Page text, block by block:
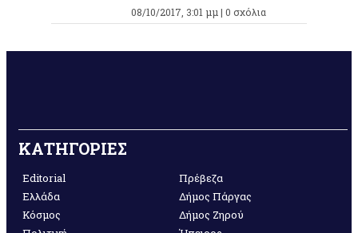
08/10/2017, 3:01 μμ | 0 σχόλια
ΚΑΤΗΓΟΡΙΕΣ
Editorial
Ελλάδα
Κόσμος
Πρέβεζα
Δήμος Πάργας
Δήμος Ζηρού